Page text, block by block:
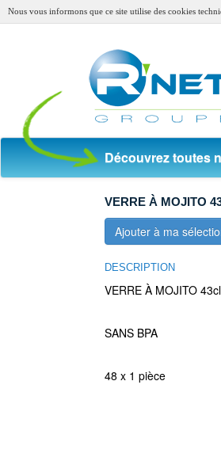
Nous vous informons que ce site utilise des cookies
Découvrez toutes
VERRE À MOJITO
Ajouter à ma
DESCRIPTION
VERRE À MOJITO 43cl
SANS BPA
48 x 1 pièce